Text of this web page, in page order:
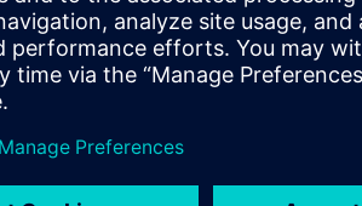
na tworzenie